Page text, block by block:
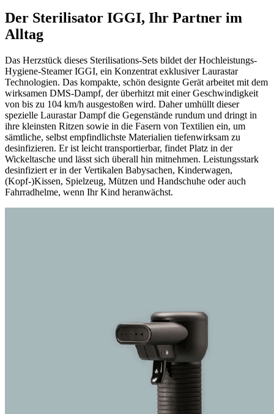
Der Sterilisator IGGI, Ihr Partner im
Alltag
Das Herzstück dieses Sterilisations-Sets bildet der Hochleistungs-
Hygiene-Steamer IGGI, ein Konzentrat exklusiver Laurastar
Technologien. Das kompakte, schön designte Gerät arbeitet mit dem
wirksamen DMS-Dampf, der überhitzt mit einer Geschwindigkeit
von bis zu 104 km/h ausgestoßen wird. Daher umhüllt dieser
spezielle Laurastar Dampf die Gegenstände rundum und dringt in
ihre kleinsten Ritzen sowie in die Fasern von Textilien ein, um
sämtliche, selbst empfindlichste Materialien tiefenwirksam zu
desinfizieren. Er ist leicht transportierbar, findet Platz in der
Wickeltasche und lässt sich überall hin mitnehmen. Leistungsstark
desinfiziert er in der Vertikalen Babysachen, Kinderwagen,
(Kopf-)Kissen, Spielzeug, Mützen und Handschuhe oder auch
Fahrradhelme, wenn Ihr Kind heranwächst.